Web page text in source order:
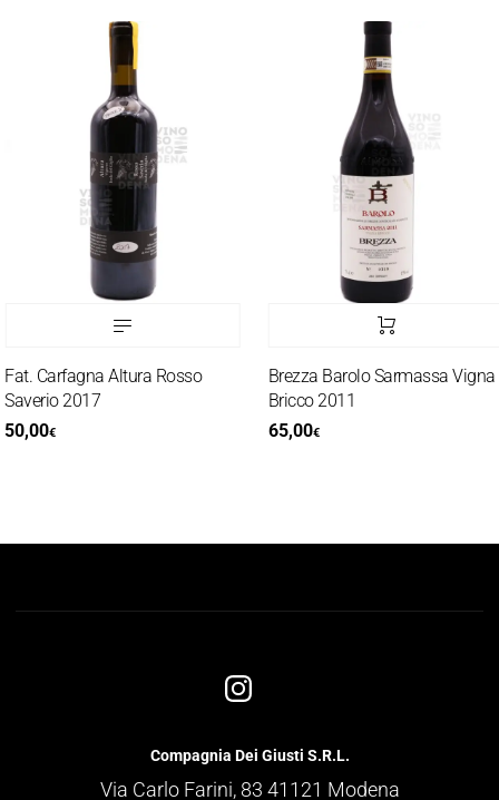
Carfagna Altura Rosso
2017
€
Brezza Barolo Sarmassa Vigna
Bricco 2011
65,00€
Compagnia Dei Giusti S.R.L.
Via Carlo Farini, 83 41121 Modena